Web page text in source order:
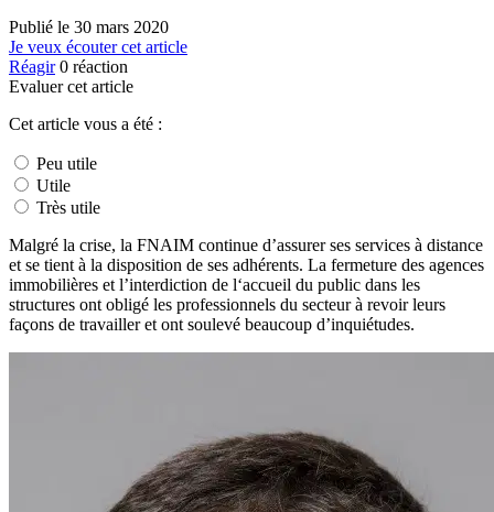
Publié le 30 mars 2020
Je veux écouter cet article
Réagir 0 réaction
Evaluer cet article
Cet article vous a été :
Peu utile
Utile
Très utile
Malgré la crise, la FNAIM continue d’assurer ses services à distance
et se tient à la disposition de ses adhérents. La fermeture des agences
immobilières et l’interdiction de l‘accueil du public dans les
structures ont obligé les professionnels du secteur à revoir leurs
façons de travailler et ont soulevé beaucoup d’inquiétudes.